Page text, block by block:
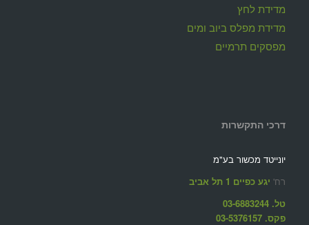
מדידת לחץ
מדידת מפלס ביוב ומים
מפסקים תרמיים
דרכי התקשרות
יונייטד מכשור בע"מ
רח' יגע כפיים 1 תל אביב
טל. 03-6883244
פקס. 03-5376157